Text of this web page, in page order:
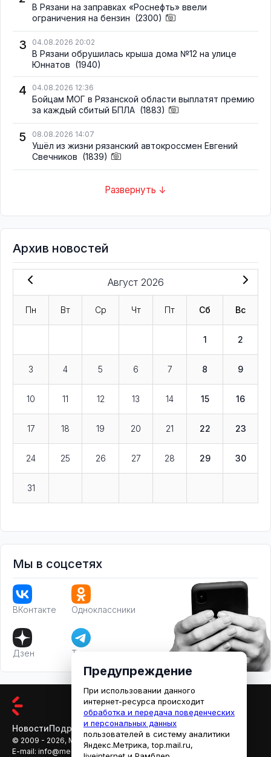
В Рязани на заправках «Роснефть» ввели
ограничения на бензин (2300)
3 04.08.2026 20:02
В Рязани обрушилась крыша дома №12 на улице
Юннатов (1940)
4 04.08.2026 12:36
Бойцам МОГ в Рязанской области выплатят премию
за каждый сбитый БПЛА (1883)
5 08.08.2026 14:07
Ушёл из жизни рязанский автокроссмен Евгений
Свечников (1839)
Развернуть ↓
Архив новостей
Август 2026
Пн Вт Ср Чт Пт Сб Вс
1 2
3 4 5 6 7 8 9
10 11 12 13 14 15 16
17 18 19 20 21 22 23
24 25 26 27 28 29 30
31
Мы в соцсетях
ВКонтакте Одноклассники
Дзен Телеграм
НовостиПодробностиАфишаКино
© 2009 - 2026, МЕДИАРЯЗАНЬ
E-mail: info@mediaryazan.ru reklama@mediaryazan.ru
Предупреждение
При использовании данного
интернет-ресурса происходит
обработка и передача поведенческих
и персональных данных
пользователей в систему аналитики
Яндекс.Метрика, top.mail.ru,